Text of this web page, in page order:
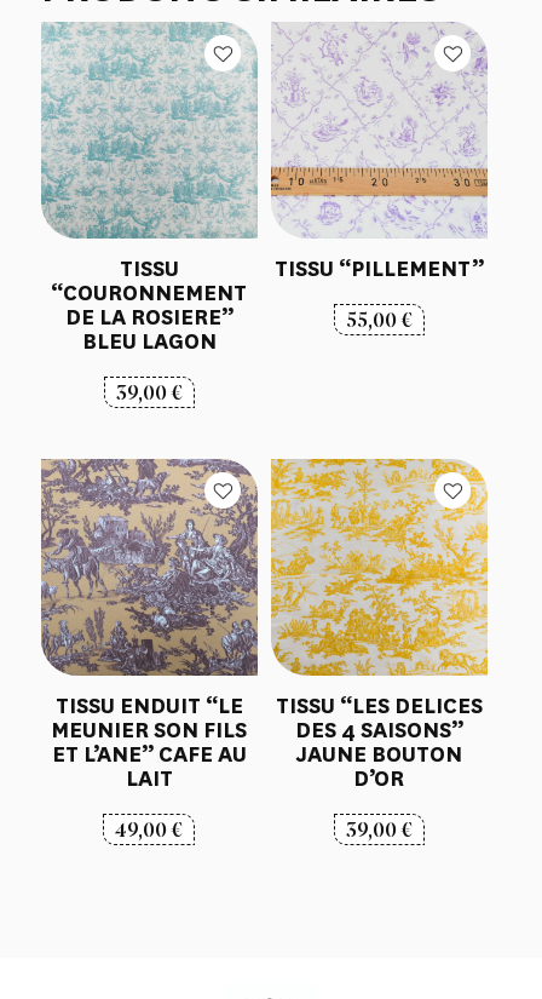
TISSU
“COURONNEMENT
DE LA ROSIERE”
BLEU LAGON
39,00€
TISSU “PILLEMENT”
55,00€
TISSU ENDUIT “LE
MEUNIER SON FILS
ET L’ANE” CAFE AU
LAIT
49,00€
TISSU “LES DELICES
DES 4 SAISONS”
JAUNE BOUTON
D’OR
39,00€